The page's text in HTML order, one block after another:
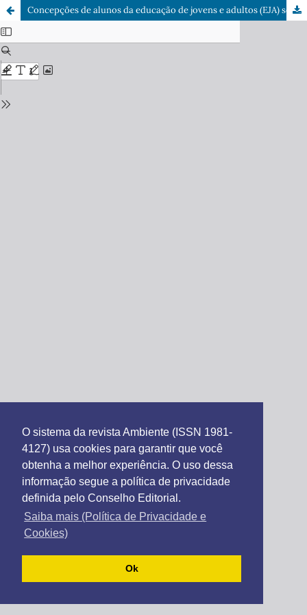
O sistema da revista Ambiente (ISSN 1981-
4127) usa cookies para garantir que você
obtenha a melhor experiência. O uso dessa
informação segue a política de privacidade
definida pelo Conselho Editorial.
Saiba mais (Política de Privacidade e
Cookies)
Ok
Concepções de alunos da educação de jovens e adultos (EJA) sobre a dengue